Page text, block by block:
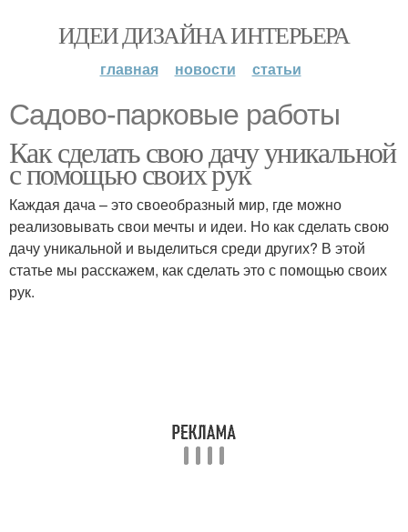
ИДЕИ ДИЗАЙНА ИНТЕРЬЕРА
главная новости статьи
Садово-парковые работы
Как сделать свою дачу уникальной
с помощью своих рук
Каждая дача – это своеобразный мир, где можно
реализовывать свои мечты и идеи. Но как сделать свою
дачу уникальной и выделиться среди других? В этой
статье мы расскажем, как сделать это с помощью своих
рук.